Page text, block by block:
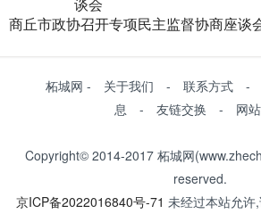
商丘市政协召开专项民主监督协商座谈
柘城网 - 关于我们 - 联系方式 -
息 - 友链交换 - 网站
Copyright© 2014-2017 柘城网
reserved.
京ICP备2022016840号-71 未经过本站允许